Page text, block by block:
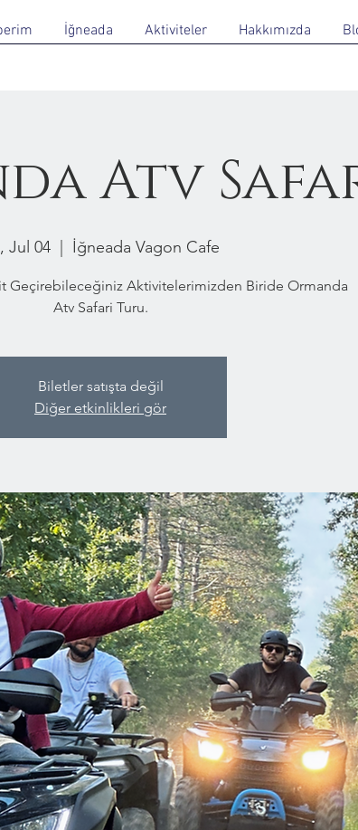
İğneada Aktiviteler Hakkımızda
Atv
Jul 04
  |
İğneada Vagon Cafe
Geçirebileceğiniz Aktivitelerimizden Biride Ormanda
Atv Safari Turu.
Biletler satışta değil
Diğer etkinlikleri gör